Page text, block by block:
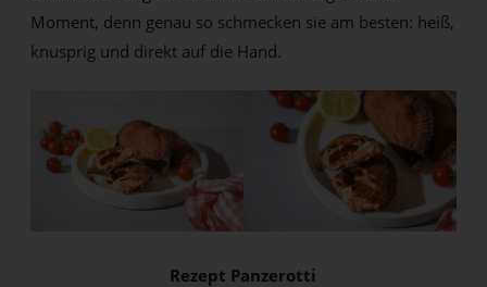
Moment, denn genau so schmecken sie am besten: heiß,
knusprig und direkt auf die Hand.
Rezept Panzerotti